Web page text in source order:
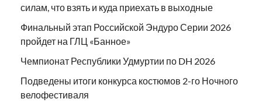
силам, что взять и куда приехать в выходные
Финальный этап Российской Эндуро Серии 2026
пройдет на ГЛЦ «Банное»
Чемпионат Республики Удмуртии по DH 2026
Подведены итоги конкурса костюмов 2-го Ночного
велофестиваля